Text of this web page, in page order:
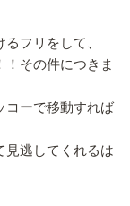
フリをして、
！その件につきま
コーで移動すれば
見逃してくれるは